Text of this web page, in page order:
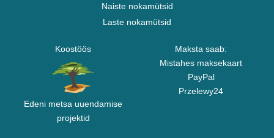
Naiste nokamütsid
Laste nokamütsid
Koostöös
Edeni metsa uuendamise
projektid
Maksta saab:
Mistahes maksekaart
PayPal
Przelewy24